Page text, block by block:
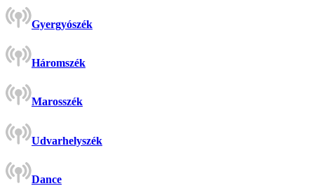
Gyergyószék
Háromszék
Marosszék
Udvarhelyszék
Dance